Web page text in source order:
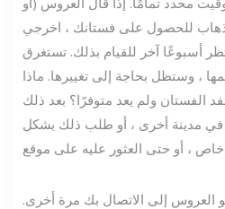
للحصول على فستانك ، اخرجي
أسبوعًا آخر للقيام بذلك. تستغرق
، وستظل بحاجة إلى تغييرها. ماذا
الفستان ولم يعد متوفرًا؟ بعد ذلك
في مدينة أخرى ، أو طلب ذلك بشكل
العروس إلى الاتصال بك مرة أخرى.